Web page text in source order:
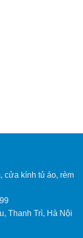
cửa kính tủ áo, rèm
Thanh Trì, Hà Nội